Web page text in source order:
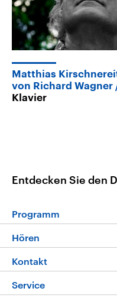
Matthias
von Richard Wagner
Klavier
Entdecken Sie den
Programm
Programm
Die Nachrichten
Nachrichtenleicht
Hören
Livestream
Podcasts
Kontakt
Hörerservice
Service